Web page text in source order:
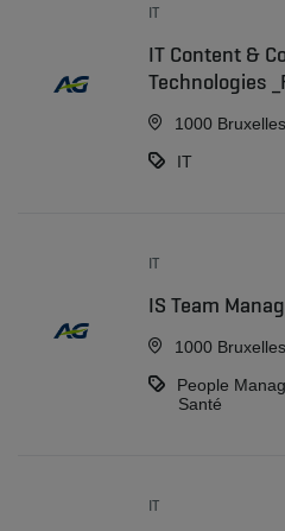
IT
IT Content &
Technologies
1000 Bruxelles
IT
IT
IS Team
1000 Bruxelles
People
Santé
IT